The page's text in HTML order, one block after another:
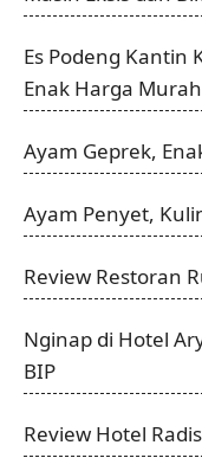
Es Podeng Kantin
Enak Harga Murah
Ayam Geprek,
Ayam Penyet,
Review Restoran
Nginap di Hotel
BIP
Review Hotel